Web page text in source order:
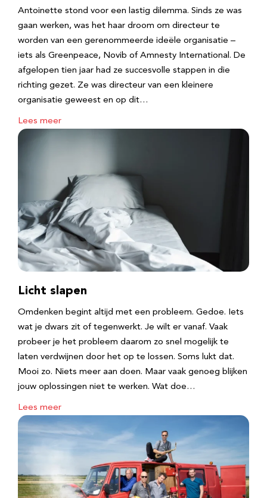
Antoinette stond voor een lastig dilemma. Sinds ze was
gaan werken, was het haar droom om directeur te
worden van een gerenommeerde ideële organisatie –
iets als Greenpeace, Novib of Amnesty International. De
afgelopen tien jaar had ze succesvolle stappen in die
richting gezet. Ze was directeur van een kleinere
organisatie geweest en op dit…
Lees meer
Licht slapen
Omdenken begint altijd met een probleem. Gedoe. Iets
wat je dwars zit of tegenwerkt. Je wilt er vanaf. Vaak
probeer je het probleem daarom zo snel mogelijk te
laten verdwijnen door het op te lossen. Soms lukt dat.
Mooi zo. Niets meer aan doen. Maar vaak genoeg blijken
jouw oplossingen niet te werken. Wat doe…
Lees meer